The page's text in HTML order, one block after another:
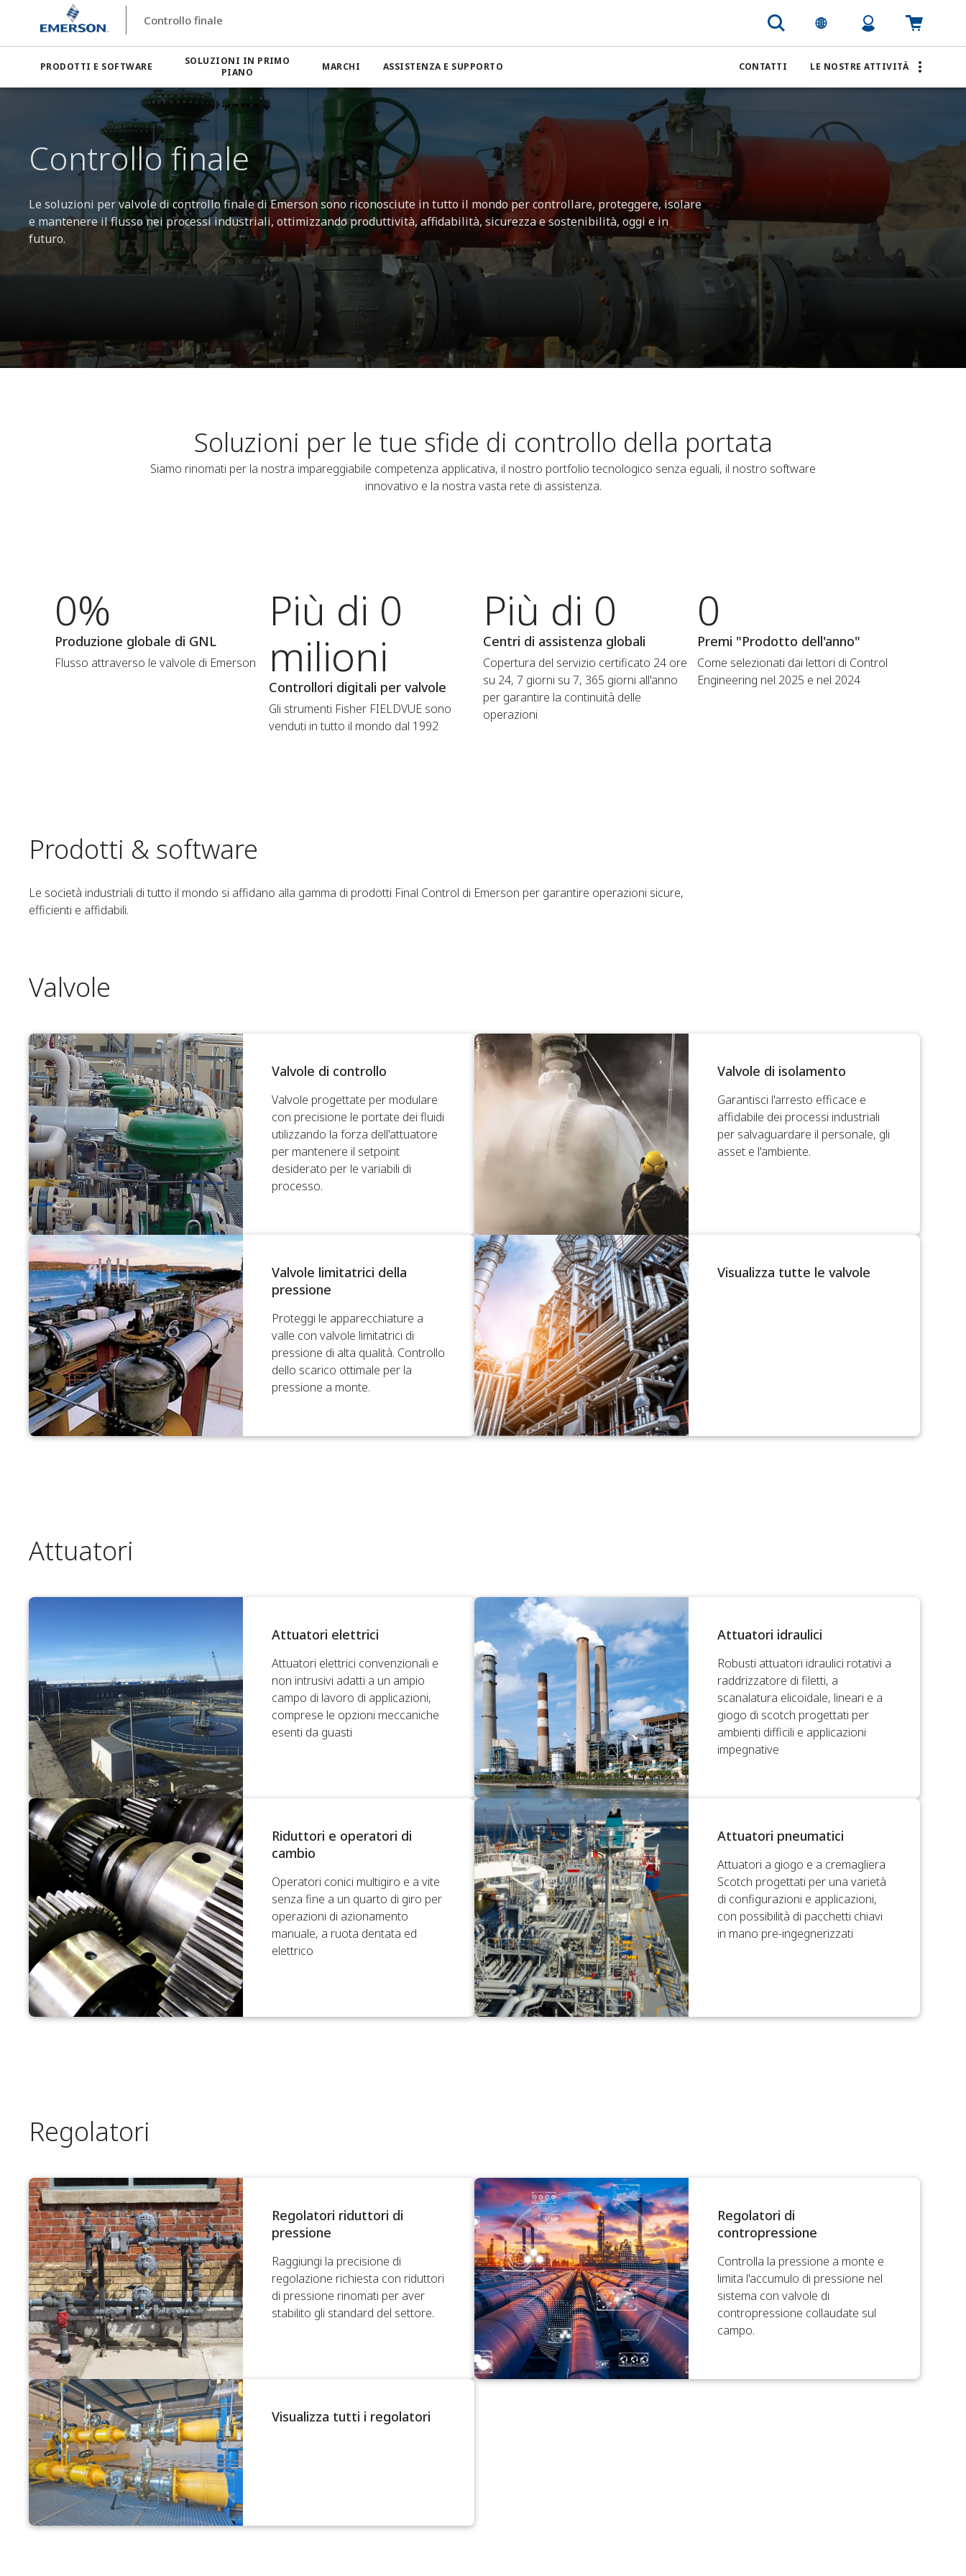
Controllo finale
PRODOTTI E SOFTWARE
SOLUZIONI IN PRIMO
PIANO
MARCHI ASSISTENZA E SUPPORTO CONTATTI LE NOSTRE ATTIVITÀ
Controllo finale
Le soluzioni per valvole di controllo finale di Emerson sono riconosciute in tutto il mondo per controllare, proteggere, isolare
e mantenere il flusso nei processi industriali, ottimizzando produttività, affidabilità, sicurezza e sostenibilità, oggi e in
futuro.
Soluzioni per le tue sfide di controllo della portata
Siamo rinomati per la nostra impareggiabile competenza applicativa, il nostro portfolio tecnologico senza eguali, il nostro software
innovativo e la nostra vasta rete di assistenza.
0%
Produzione globale di GNL
Flusso attraverso le valvole di Emerson
Più di 0
milioni
Controllori digitali per valvole
Gli strumenti Fisher FIELDVUE sono
venduti in tutto il mondo dal 1992
Più di 0
Centri di assistenza globali
Copertura del servizio certificato 24 ore
su 24, 7 giorni su 7, 365 giorni all'anno
per garantire la continuità delle
operazioni
0
Premi "Prodotto dell'anno"
Come selezionati dai lettori di Control
Engineering nel 2025 e nel 2024
Prodotti & software
Le società industriali di tutto il mondo si affidano alla gamma di prodotti Final Control di Emerson per garantire operazioni sicure,
efficienti e affidabili.
Valvole
Valvole di controllo
Valvole progettate per modulare
con precisione le portate dei fluidi
utilizzando la forza dell'attuatore
per mantenere il setpoint
desiderato per le variabili di
processo.
Valvole di isolamento
Garantisci l'arresto efficace e
affidabile dei processi industriali
per salvaguardare il personale, gli
asset e l'ambiente.
Valvole limitatrici della
pressione
Proteggi le apparecchiature a
valle con valvole limitatrici di
pressione di alta qualità. Controllo
dello scarico ottimale per la
pressione a monte.
Visualizza tutte le valvole
Attuatori
Attuatori elettrici
Attuatori elettrici convenzionali e
non intrusivi adatti a un ampio
campo di lavoro di applicazioni,
comprese le opzioni meccaniche
esenti da guasti
Attuatori idraulici
Robusti attuatori idraulici rotativi a
raddrizzatore di filetti, a
scanalatura elicoidale, lineari e a
giogo di scotch progettati per
ambienti difficili e applicazioni
impegnative
Riduttori e operatori di
cambio
Operatori conici multigiro e a vite
senza fine a un quarto di giro per
operazioni di azionamento
manuale, a ruota dentata ed
elettrico
Attuatori pneumatici
Attuatori a giogo e a cremagliera
Scotch progettati per una varietà
di configurazioni e applicazioni,
con possibilità di pacchetti chiavi
in mano pre-ingegnerizzati
Regolatori
Regolatori riduttori di
pressione
Raggiungi la precisione di
regolazione richiesta con riduttori
di pressione rinomati per aver
stabilito gli standard del settore.
Regolatori di
contropressione
Controlla la pressione a monte e
limita l'accumulo di pressione nel
sistema con valvole di
contropressione collaudate sul
campo.
Visualizza tutti i regolatori